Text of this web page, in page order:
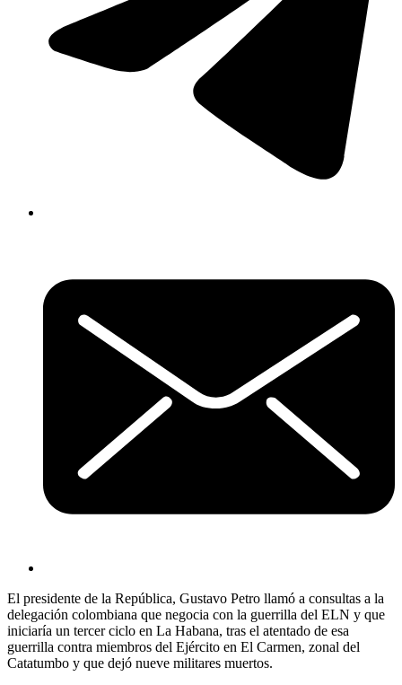
El presidente de la República, Gustavo Petro llamó a consultas a la
delegación colombiana que negocia con la guerrilla del ELN y que
iniciaría un tercer ciclo en La Habana, tras el atentado de esa
guerrilla contra miembros del Ejército en El Carmen, zonal del
Catatumbo y que dejó nueve militares muertos.